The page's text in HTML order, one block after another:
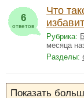
6
ответов
Что
Рубрика:
месяца
Разделы: